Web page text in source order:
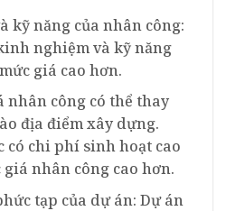
kỹ năng của nhân công:
nghiệm và kỹ năng
giá cao hơn.
nhân công có thể thay
địa điểm xây dựng.
có chi phí sinh hoạt cao
nhân công cao hơn.
tạp của dự án: Dự án